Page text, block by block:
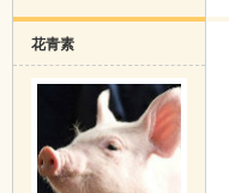
花青素